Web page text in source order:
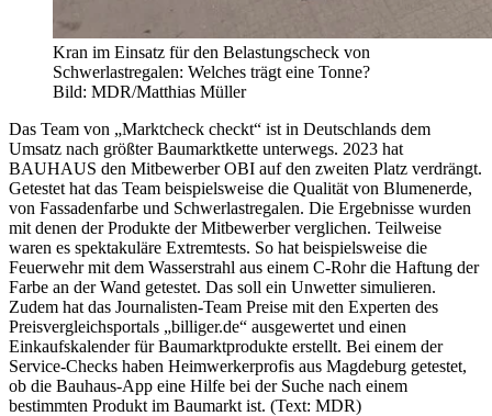
Kran im Einsatz für den Belastungscheck von
Schwerlastregalen: Welches trägt eine Tonne?
Bild: MDR/Matthias Müller
Das Team von „Marktcheck checkt“ ist in Deutschlands dem
Umsatz nach größter Baumarktkette unterwegs. 2023 hat
BAUHAUS den Mitbewerber OBI auf den zweiten Platz verdrängt.
Getestet hat das Team beispielsweise die Qualität von Blumenerde,
von Fassadenfarbe und Schwerlastregalen. Die Ergebnisse wurden
mit denen der Produkte der Mitbewerber verglichen. Teilweise
waren es spektakuläre Extremtests. So hat beispielsweise die
Feuerwehr mit dem Wasserstrahl aus einem C-Rohr die Haftung der
Farbe an der Wand getestet. Das soll ein Unwetter simulieren.
Zudem hat das Journalisten-Team Preise mit den Experten des
Preisvergleichsportals „billiger.de“ ausgewertet und einen
Einkaufskalender für Baumarktprodukte erstellt. Bei einem der
Service-Checks haben Heimwerkerprofis aus Magdeburg getestet,
ob die Bauhaus-App eine Hilfe bei der Suche nach einem
bestimmten Produkt im Baumarkt ist. (Text: MDR)